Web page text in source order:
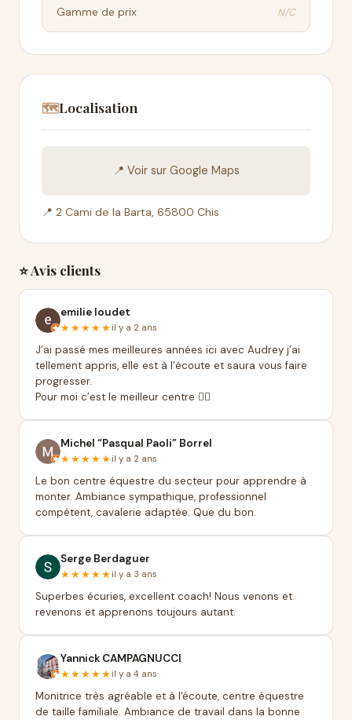
Gamme de prix N/C
🗺️Localisation
📍 Voir sur Google Maps
📍 2 Cami de la Barta, 65800 Chis
⭐ Avis clients
emilie loudet
★★★★★ il y a 2 ans
J’ai passé mes meilleures années ici avec Audrey j’ai
tellement appris, elle est à l’écoute et saura vous faire
progresser.
Pour moi c’est le meilleur centre 👍🏻
Michel “Pasqual Paoli” Borrel
★★★★★ il y a 2 ans
Le bon centre équestre du secteur pour apprendre à
monter. Ambiance sympathique, professionnel
compétent, cavalerie adaptée. Que du bon.
Serge Berdaguer
★★★★★ il y a 3 ans
Superbes écuries, excellent coach! Nous venons et
revenons et apprenons toujours autant.
Yannick CAMPAGNUCCI
★★★★★ il y a 4 ans
Monitrice très agréable et à l'écoute, centre équestre
de taille familiale. Ambiance de travail dans la bonne